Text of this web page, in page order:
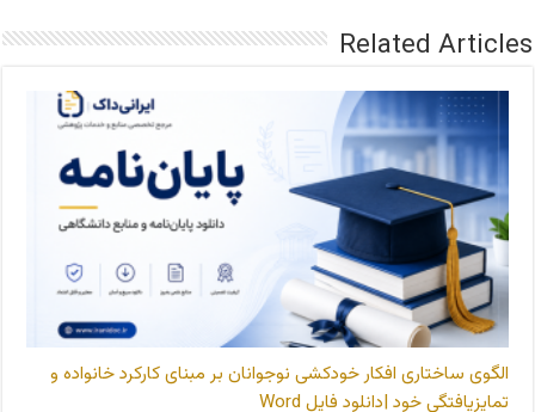
Related Articles
الگوی ساختاری افکار خودکشی نوجوانان بر مبنای کارکرد خانواده و
تمایزیافتگی خود |دانلود فایل Word